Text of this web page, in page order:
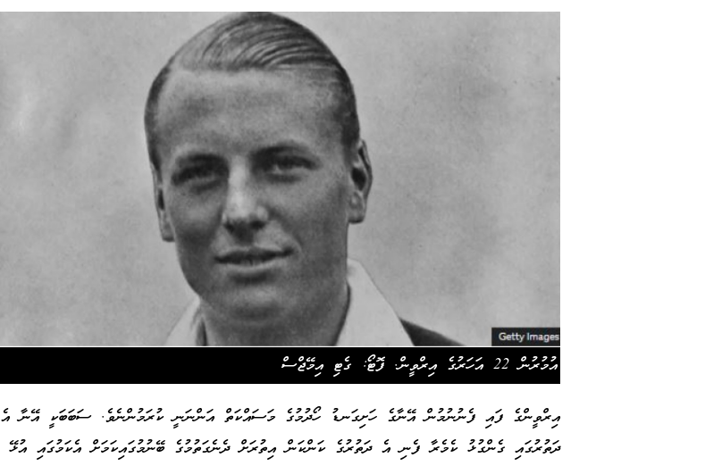
އުމުރުން 22 އަހަރުގެ އިރްވީން. ފޮޓޯ: ގެޓި އިމޭޖްސް
އިރްވީންގެ ފައި ފެނުނުމުން އޭނާގެ ހަށިގަނޑު ހޯދުމުގެ މަސައްކަތް އަންނަނީ ކުރަމުންނެވެ. ސަބަބަކީ އޭނާ އެ
ދަތުރުގައި ގެންގުޅު ކެމެރާ ފެނި އެ ދަތުރުގެ ކަންކަން އިތުރަށް ދެނެގަތުމުގެ ބޭނުމުގައިކަމަށް އެކަމުގައި އުޅޭ